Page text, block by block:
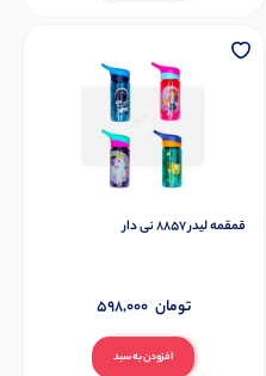
قمقمه لیدر 8857 نی دار
افزودن به سبد
598,000 تومان